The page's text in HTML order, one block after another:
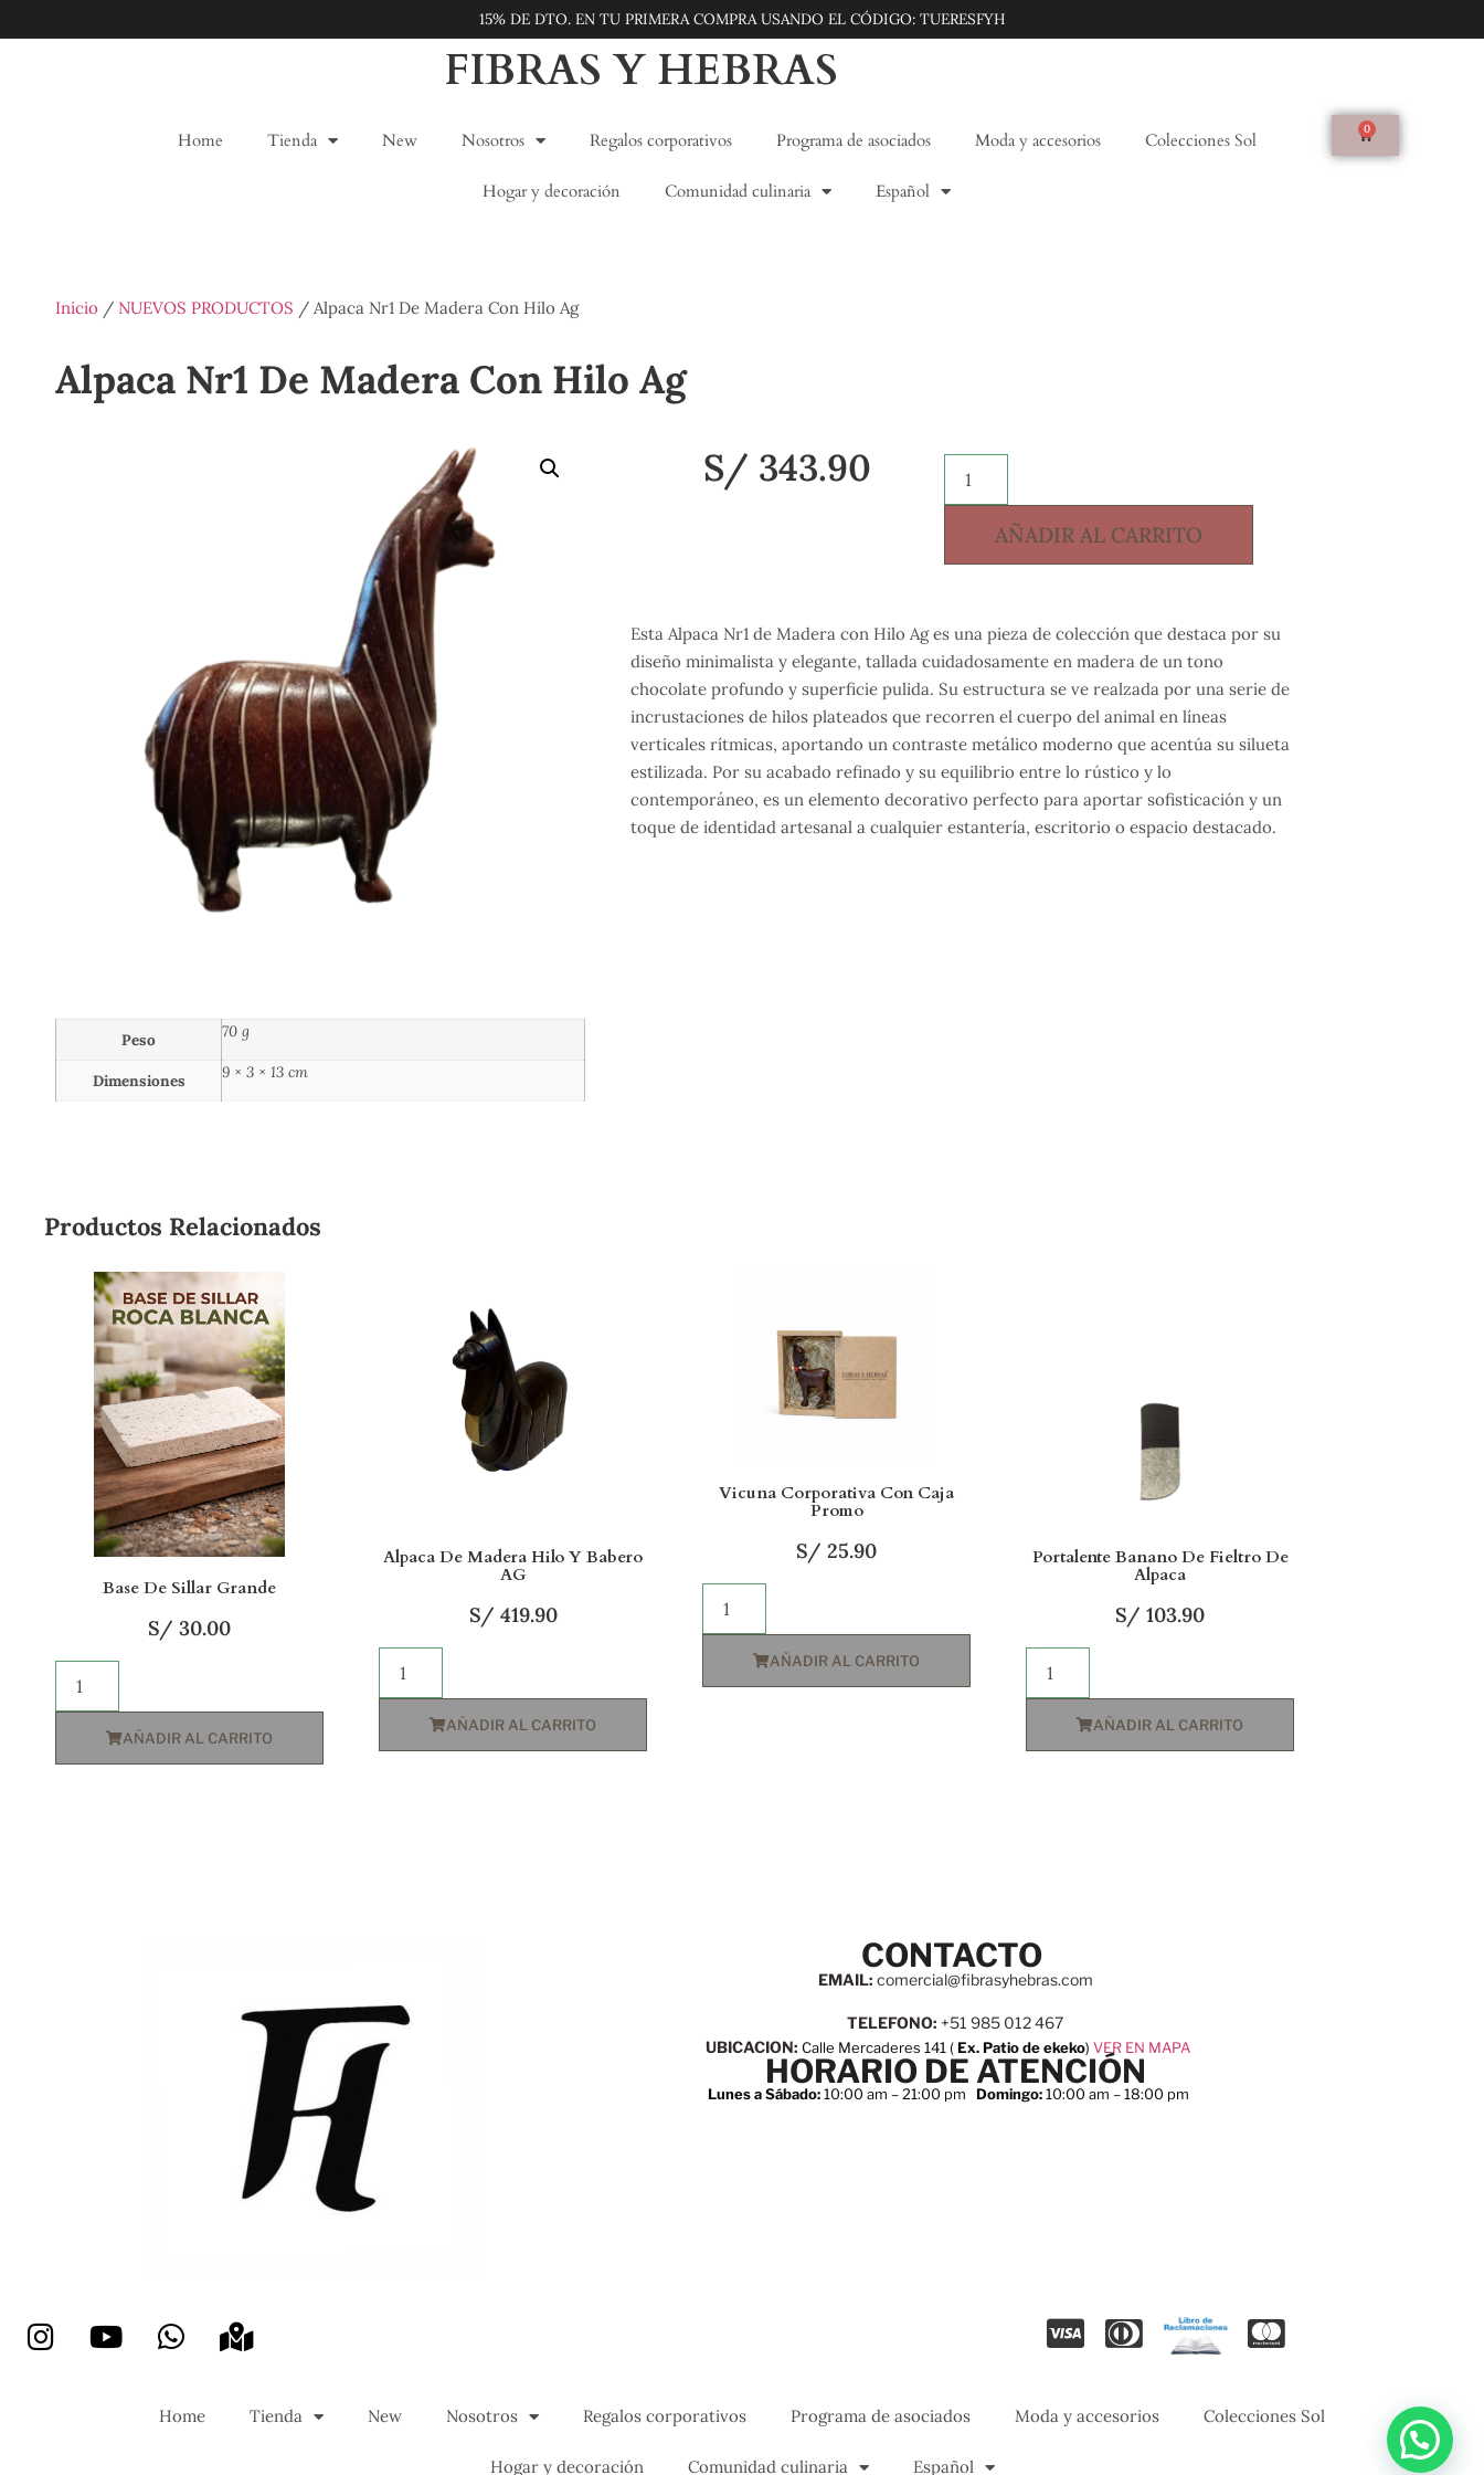
15% DE DTO. EN TU PRIMERA COMPRA USANDO EL CÓDIGO: TUERESFYH
FIBRAS Y HEBRAS
Home Tienda New Nosotros Regalos corporativos Programa de asociados Moda y accesorios Colecciones Sol
Hogar y decoración Comunidad culinaria Español
0
Inicio / NUEVOS PRODUCTOS / Alpaca Nr1 De Madera Con Hilo Ag
Alpaca Nr1 De Madera Con Hilo Ag
Peso 70 g
Dimensiones 9 × 3 × 13 cm
S/ 343.90
AÑADIR AL CARRITO
Esta Alpaca Nr1 de Madera con Hilo Ag es una pieza de colección que destaca por su
diseño minimalista y elegante, tallada cuidadosamente en madera de un tono
chocolate profundo y superficie pulida. Su estructura se ve realzada por una serie de
incrustaciones de hilos plateados que recorren el cuerpo del animal en líneas
verticales rítmicas, aportando un contraste metálico moderno que acentúa su silueta
estilizada. Por su acabado refinado y su equilibrio entre lo rústico y lo
contemporáneo, es un elemento decorativo perfecto para aportar sofisticación y un
toque de identidad artesanal a cualquier estantería, escritorio o espacio destacado.
Productos Relacionados
Base De Sillar Grande
S/ 30.00
AÑADIR AL CARRITO
Alpaca De Madera Hilo Y Babero
AG
S/ 419.90
AÑADIR AL CARRITO
Vicuna Corporativa Con Caja
Promo
S/ 25.90
AÑADIR AL CARRITO
Portalente Banano De Fieltro De
Alpaca
S/ 103.90
AÑADIR AL CARRITO
CONTACTO
EMAIL: comercial@fibrasyhebras.com
TELEFONO: +51 985 012 467
UBICACION:Calle Mercaderes 141 (Ex. Patio de ekeko)VER EN MAPA
HORARIO DE ATENCIÓN
Lunes a Sábado:10:00 am – 21:00 pm Domingo:10:00 am – 18:00 pm
Home Tienda New Nosotros Regalos corporativos Programa de asociados Moda y accesorios Colecciones Sol
Hogar y decoración Comunidad culinaria Español